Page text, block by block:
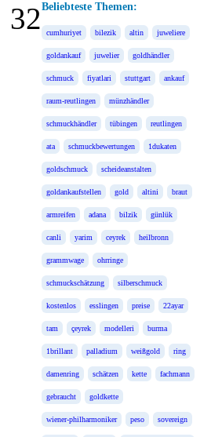
Beliebteste Themen:
cumhuriyet bilezik altin juweliere
goldankauf juwelier goldhändler
schmuck fiyatlari stuttgart ankauf
raum-reutlingen münzhändler
schmuckhändler tübingen reutlingen
ata schmuckbewertungen 1dukaten
goldschmuck scheideanstalten
goldankaufstellen gold altini braut
armreifen adana bilzik günlük
canli yarim ceyrek heilbronn
grammwage ohrringe
schmuckschätzung silberschmuck
kostenlos esslingen preise 22ayar
tam çeyrek modelleri burma
1brillant palladium weißgold ring
damenring schätzen kette fachmann
gebraucht goldkette
wiener-philharmoniker peso sovereign
32